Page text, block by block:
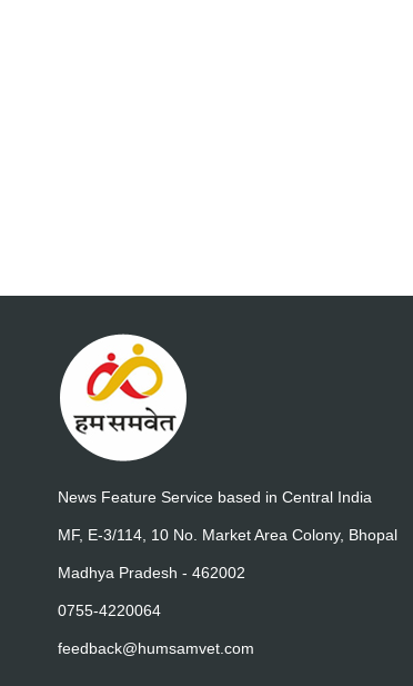
News Feature Service based in Central India
MF, E-3/114, 10 No. Market Area Colony, Bhopal
Madhya Pradesh - 462002
0755-4220064
feedback@humsamvet.com